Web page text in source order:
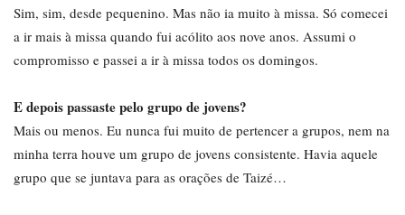
Sim, sim, desde pequenino. Mas não ia muito à missa. Só comecei
a ir mais à missa quando fui acólito aos nove anos. Assumi o
compromisso e passei a ir à missa todos os domingos.
E depois passaste pelo grupo de jovens?
Mais ou menos. Eu nunca fui muito de pertencer a grupos, nem na
minha terra houve um grupo de jovens consistente. Havia aquele
grupo que se juntava para as orações de Taizé…